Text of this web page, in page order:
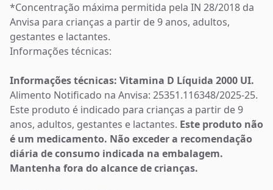
*Concentração máxima permitida pela IN 28/2018 da
Anvisa para crianças a partir de 9 anos, adultos,
gestantes e lactantes.
Informações técnicas:
Informações técnicas: Vitamina D Líquida 2000 UI.
Alimento Notificado na Anvisa: 25351.116348/2025-25.
Este produto é indicado para crianças a partir de 9
anos, adultos, gestantes e lactantes. Este produto não
é um medicamento. Não exceder a recomendação
diária de consumo indicada na embalagem.
Mantenha fora do alcance de crianças.